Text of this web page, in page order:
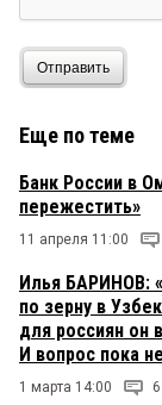
Отправить
Еще по теме
Банк России в
пережестить»
11 апреля 11:00
Илья БАРИНОВ:
по зерну в
для россиян он
И вопрос пока
1 марта 14:00 6